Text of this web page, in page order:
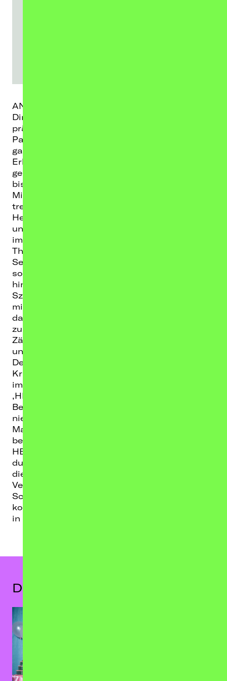
ANDA MORTS – HEKTOMATIK WÖD TOUR
Direkt, roh und kompromisslos ehrlich - so
präsentieren sich ANDA MORTS live. Die
Paradepunks aus dem österreichischen Linz
garantieren live immer ein hochenergetisches
Erlebnis: ein Power-Trio, stets auf Abriss
gebürstet, das sein Publikum von der ersten
bis zur letzten Sekunde mitzureißen vermag.
Mit seinem Gespür fürs Geschichtenerzählen
treffen ANDA MORTS Texte dabei genau ins
Herz – irgendwo zwischen Wut, Melancholie
und Hoffnung. Authentisch, nahbar und
immer mit voller Wucht nach vorne.
Thematisch geht es um Selbstverortung,
Sehnsucht, Identität und die ewige Frage: Was
soll das alles eigentlich – und wo gehöre ich
hin? ANDA MORTS beobachtet genau, zerlegt
Szenen, Beziehungen, Gesellschaft und Politik
mit wenigen, präzisen Zeilen. Und schafft
dabei etwas Seltenes: vom Kleinen ins Große
zu erzählen, ohne Pathos, aber mit spürbarer
Zärtlichkeit für seine Figuren. Nicht von
ungefähr wurde ANDA MORTS
Debütalbum ‚ANS‘ (September 2025) von der
Kritik abgefeiert. Jetzt kommen ANDA MORTS
im Herbst mit ihrem zweiten Studioalbum
‚HEKTOMATIK‘, aufgenommen im legendären
Berliner Tritonus Studio und produziert von
niemand Geringerem, als Element Of Crime
Mastermind Sven Regener. ANDA MORTS sind
bereit für die nächste Eskalationsstufe: die
HEKTOMATIK WÖD TOUR wird ANDA MORTS
durch ganz Deutschland und erstmals auch in
die Niederlande und Tschechien führen.
Verzerrte Akkorde, räudiger Bass, treibendes
Schlagzeug, vergrätzter Gesang –
kompromisslos Punk. In dieser Dringlichkeit,
in dieser Mischung klingt das alles sehr neu
Das könnte dir auch gefallen